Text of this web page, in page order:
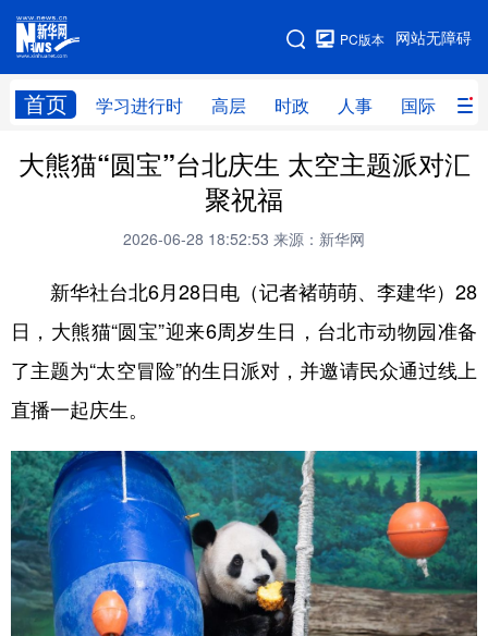
网站无障碍
PC版本
首页 学习进行时 高层 时政 人事 国际 财
网站地图
学习进行时 高层 时政 人事
科技 科创 量子 体育
文化 书画 健康 军事
食品 人居 信息化 数字经济
学术中国 乡村振兴 银龄 溯源中国
城市 旅游 能源 会展
彩票 娱乐 时尚 悦读
大熊猫“圆宝”台北庆生 太空主题派对汇
聚祝福
2026-06-28 18:52:53 来源：新华网
新华社台北6月28日电（记者褚萌萌、李建华）28
日，大熊猫“圆宝”迎来6周岁生日，台北市动物园准备
了主题为“太空冒险”的生日派对，并邀请民众通过线上
直播一起庆生。